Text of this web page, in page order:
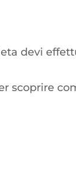
devi
scoprire